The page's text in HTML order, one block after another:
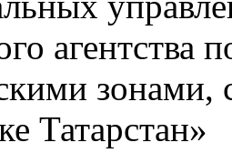
агентства
зонами,
Татарстан»